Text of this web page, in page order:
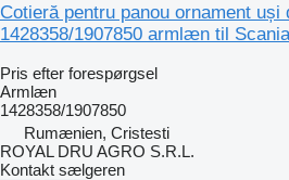
Cotieră pentru panou ornament uși
1428358/1907850 armlæn til
Pris efter forespørgsel
Armlæn
1428358/1907850
Rumænien, Cristesti
ROYAL DRU AGRO S.R.L.
Kontakt sælgeren